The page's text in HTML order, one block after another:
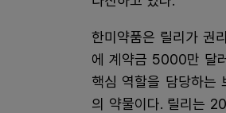
한미약품은 릴리가 권
에 계약금 5000만 달
핵심 역할을 담당하
의 약물이다. 릴리는